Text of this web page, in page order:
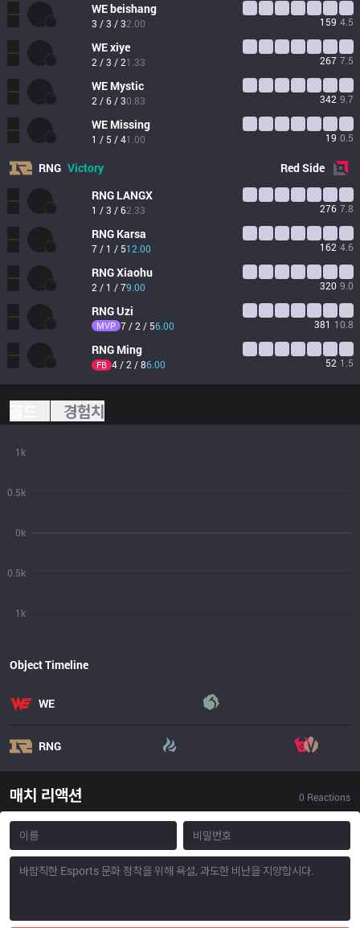
WEbeishang
3 / 3 / 32.00 159 4.5
WExiye
2 / 3 / 21.33 267 7.5
WE Mystic
2 / 6 / 30.83 342 9.7
WE Missing
1 / 5 / 41.00 19 0.5
RNG Victory RedSide
RNG LANGX
1 / 3 / 62.33 276 7.8
RNG Karsa
7 / 1 / 512.00 162 4.6
RNGXiaohu
2 / 1 / 79.00 320 9.0
RNGUzi
MVP 7 / 2 / 56.00 381 10.8
RNG Ming
FB 4 / 2 / 86.00 52 1.5
경험치
1k
0.5k
0k
0.5k
1k
Object Timeline
WE
RNG
매치 리액션 0 Reactions